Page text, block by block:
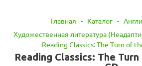
Главная - Каталог -
Художественная литература
Reading Classics: The Turn of
Reading Classics: The